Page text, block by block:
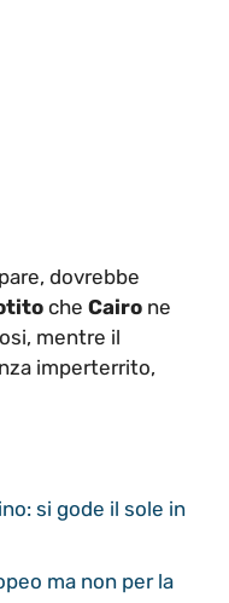
dovrebbe
che Cairo ne
mentre il
imperterrito,
si gode il sole in
ma non per la